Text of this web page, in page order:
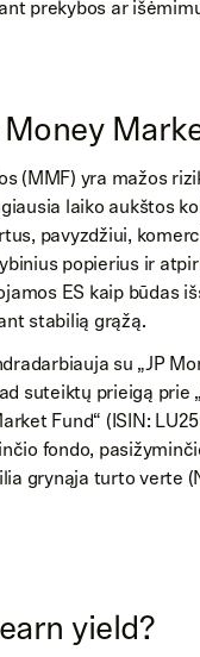
prekybos ar
(MMF) yra mažos
laiko aukštos
pavyzdžiui,
popierius ir
ES kaip būdas
stabilią grąžą.
su „JP
suteiktų prieigą prie
Fund“ (ISIN:
fondo,
grynąja turto verte
yield?